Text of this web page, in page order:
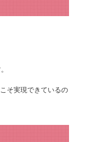
こそ実現できているの